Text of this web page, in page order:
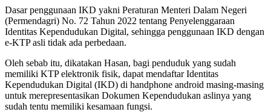
Dasar penggunaan IKD yakni Peraturan Menteri Dalam Negeri
(Permendagri) No. 72 Tahun 2022 tentang Penyelenggaraan
Identitas Kependudukan Digital, sehingga penggunaan IKD dengan
e-KTP asli tidak ada perbedaan.
Oleh sebab itu, dikatakan Hasan, bagi penduduk yang sudah
memiliki KTP elektronik fisik, dapat mendaftar Identitas
Kependudukan Digital (IKD) di handphone android masing-masing
untuk merepresentasikan Dokumen Kependudukan aslinya yang
sudah tentu memiliki kesamaan fungsi.